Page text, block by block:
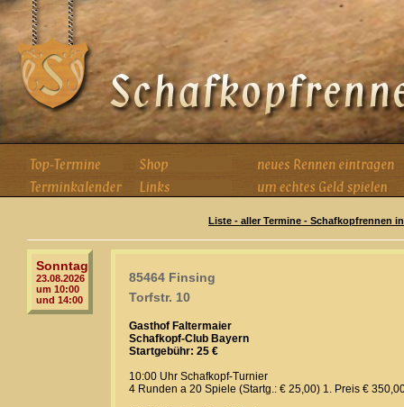
Liste - aller Termine - Schafkopfrennen
Sonntag
23.08.2026
um 10:00
und 14:00
85464 Finsing
Torfstr. 10
Gasthof Faltermaier
Schafkopf-Club Bayern
Startgebühr: 25 €
10:00 Uhr Schafkopf-Turnier
4 Runden a 20 Spiele (Startg.: € 25,00) 1. Preis €